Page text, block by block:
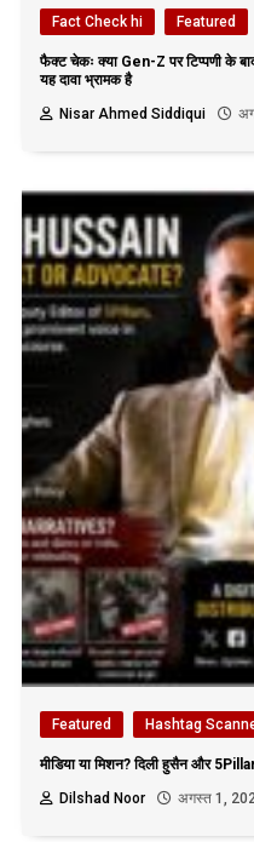
Fact Check hi Featured
फैक्ट चेकः क्या Gen-Z पर टिप्पणी के
यह दावा भ्रामक है
Nisar Ahmed Siddiqui
Featured Hashtag
मीडिया या मिशन? दिली हुसैन और
Dilshad Noor
अगस्त 1,